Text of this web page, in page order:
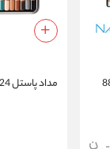
مداد پاستل 24 رنگ کوه نور مدل 8828